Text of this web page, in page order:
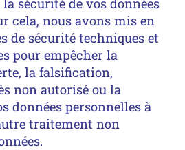
sécurité de vos données
cela, nous avons mis en
de sécurité techniques et
pour empêcher la
la falsification,
non autorisé ou la
données personnelles à
traitement non